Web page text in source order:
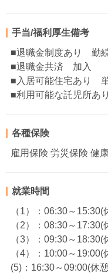
手当/福利厚生備考
■退職金制度あり 勤
■退職金共済 加入
■入居可能住宅あり
■利用可能な託児所あ
各種保険
雇用保険 労災保険 健
就業時間
（1）：06:30～15:30(
（2）：08:30～17:30(
（3）：09:30～18:30(
（4）：10:00～19:00(
(5)：16:30～09:00(休